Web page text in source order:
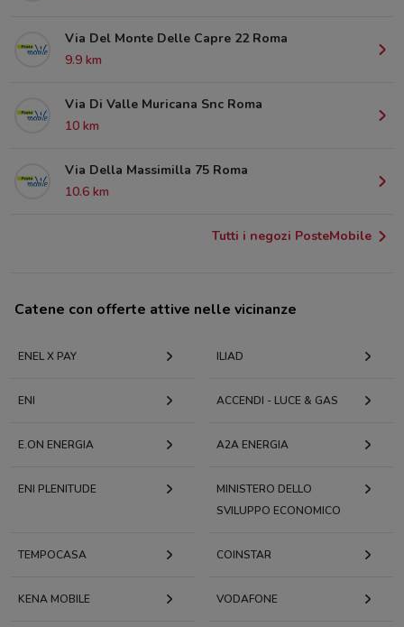
Via Del Monte Delle Capre 22 Roma
9.9 km
Via Di Valle Muricana Snc Roma
10 km
Via Della Massimilla 75 Roma
10.6 km
Tutti i negozi PosteMobile
Catene con offerte attive nelle vicinanze
ENEL X PAY ILIAD
ENI ACCENDI - LUCE & GAS
E.ON ENERGIA A2A ENERGIA
ENI PLENITUDE
MINISTERO DELLO
SVILUPPO ECONOMICO
TEMPOCASA COINSTAR
KENA MOBILE VODAFONE